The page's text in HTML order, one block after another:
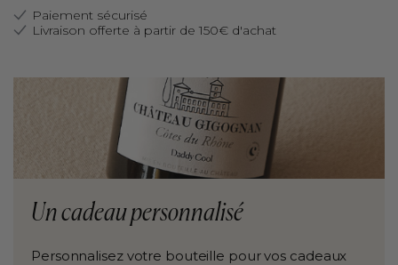
Un cadeau personnalisé
Personnalisez votre bouteille pour vos cadeaux
Paiement sécurisé
Livraison offerte à partir de 150€ d'achat